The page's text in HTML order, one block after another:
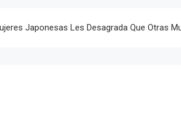
Japonesas Les Desagrada Que Otras